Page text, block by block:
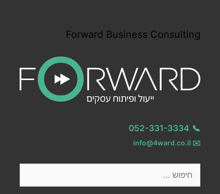
Forward Business Consulting
📞
052-331-3334
✉️
info@4ward.co.il